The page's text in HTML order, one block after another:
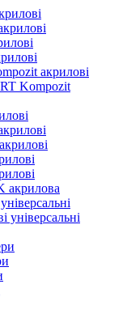
акрилові
Kompozit
акрилова
універсальні